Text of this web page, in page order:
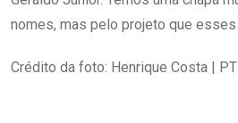
nomes, mas pelo projeto que
Crédito da foto: Henrique Costa |